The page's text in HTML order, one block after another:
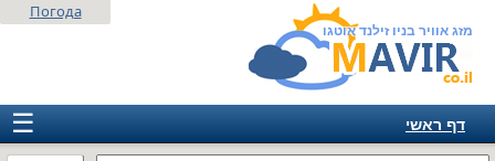
מזג אוויר בניו זילנד אוטגו
Погода
☰
דף ראשי